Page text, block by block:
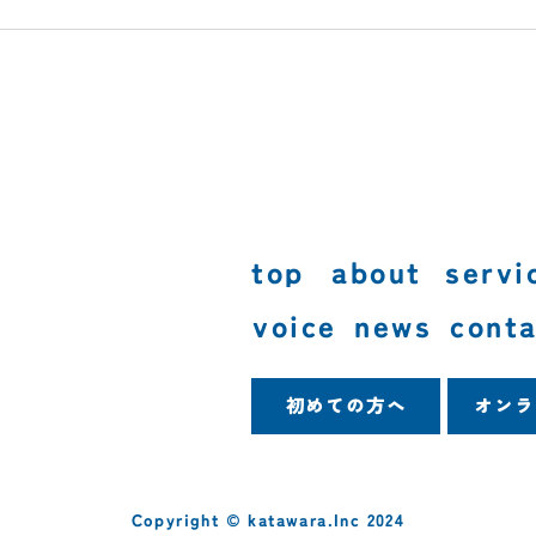
top about
voice
news
初めての方へ オン
Copyright © katawara.Inc 2024